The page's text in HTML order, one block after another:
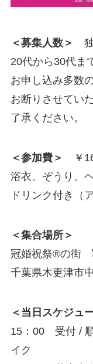
＜募集人数＞
独
20代から30代ま
お申し込み多数
お断りさせてい
了承ください。
＜参加費＞
￥
浴衣、ぞうり、
ドリンク付き（
＜集合場所＞
冠婚祝祭®の街
千葉県木更津市
＜当日スケジュ
15：00 受付 /
イク